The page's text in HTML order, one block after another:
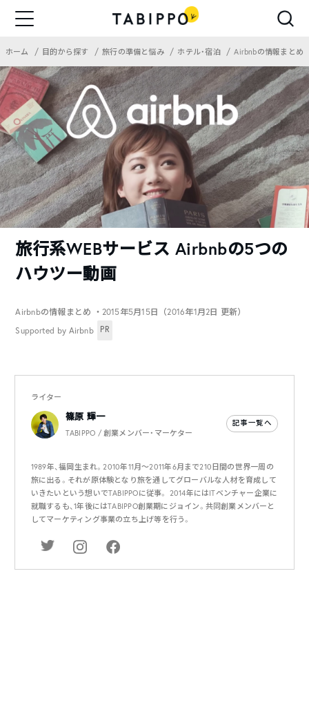
ホーム 目的から探す 旅行の準備と悩み ホテル・宿泊 Airbnbの情報まとめ
旅行系WEBサービス Airbnbの5つの
ハウツー動画
Airbnbの情報まとめ ・2015年5月15日（2016年1月2日 更新）
Supported by Airbnb
PR
ライター
篠原 輝一
TABIPPO / 創業メンバー・マーケター
記事一覧へ
1989年、福岡生まれ。2010年11月〜2011年6月まで210日間の世界一周の
旅に出る。それが原体験となり旅を通してグローバルな人材を育成して
いきたいという想いでTABIPPOに従事。 2014年にはITベンチャー企業に
就職するも、1年後にはTABIPPO創業期にジョイン。共同創業メンバーと
してマーケティング事業の立ち上げ等を行う。